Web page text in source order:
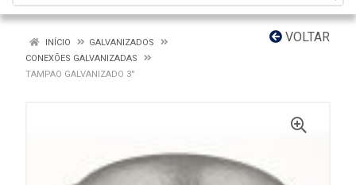
VOLTAR
INÍCIO
GALVANIZADOS
CONEXÕES GALVANIZADAS
TAMPAO GALVANIZADO 3''